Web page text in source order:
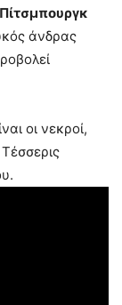
Πίτσμπουργκ
άνδρας
οι νεκροί,